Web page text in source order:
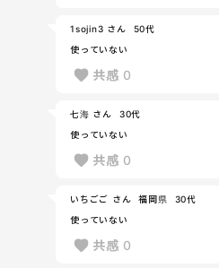
1sojin3 さん
50代
使っていない
共感 0
七海 さん
30代
使っていない
共感 0
いちごご さん 福岡県
30代
使っていない
共感 0